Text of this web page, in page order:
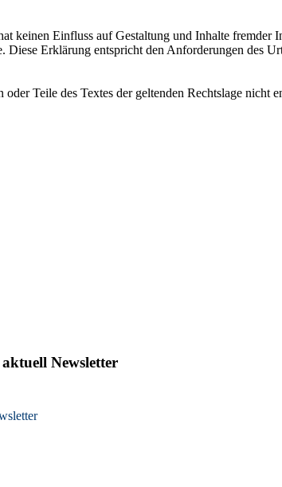
Einfluss auf Gestaltung und Inhalte fremder
Erklärung entspricht den Anforderungen des
Teile des Textes der geltenden Rechtslage nicht
Newsletter